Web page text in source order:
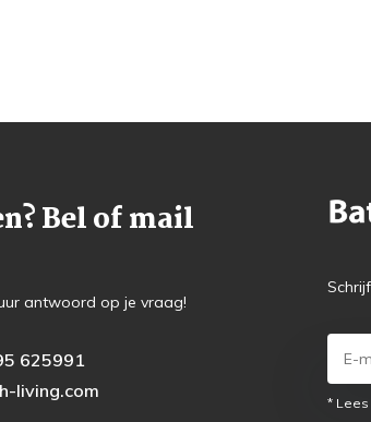
Bel of mail
antwoord op je vraag!
625991
living.com
*